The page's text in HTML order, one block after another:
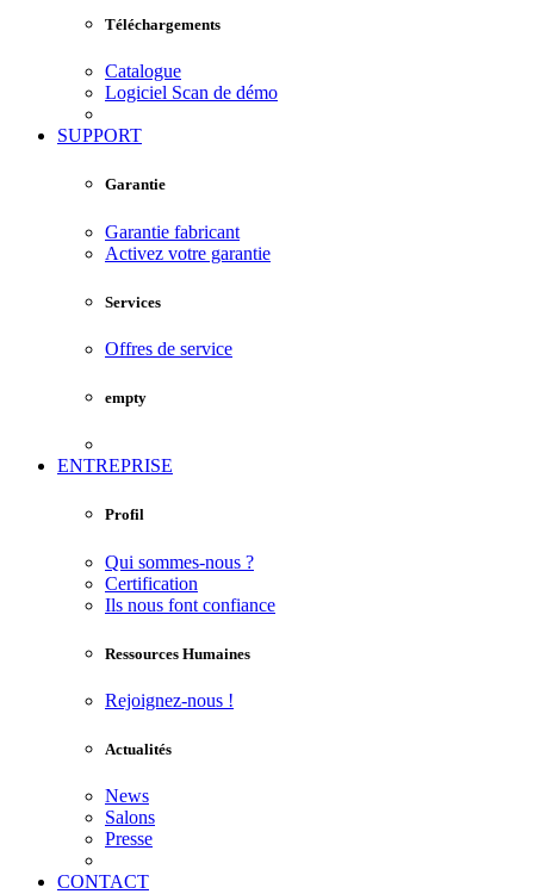
Téléchargements
Catalogue
Logiciel Scan de démo
SUPPORT
Garantie
Garantie fabricant
Activez votre garantie
Services
Offres de service
empty
ENTREPRISE
Profil
Qui sommes-nous ?
Certification
Ils nous font confiance
Ressources Humaines
Rejoignez-nous !
Actualités
News
Salons
Presse
CONTACT